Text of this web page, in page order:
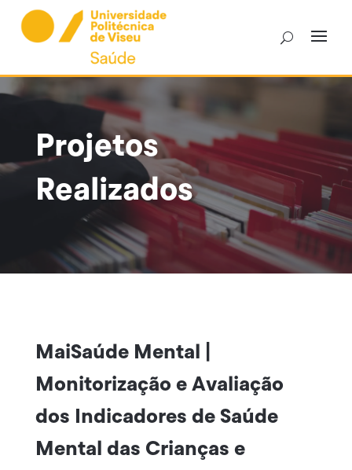
content
Projetos
Realizados
MaiSaúde Mental |
Monitorização e Avaliação
dos Indicadores de Saúde
Mental das Crianças e